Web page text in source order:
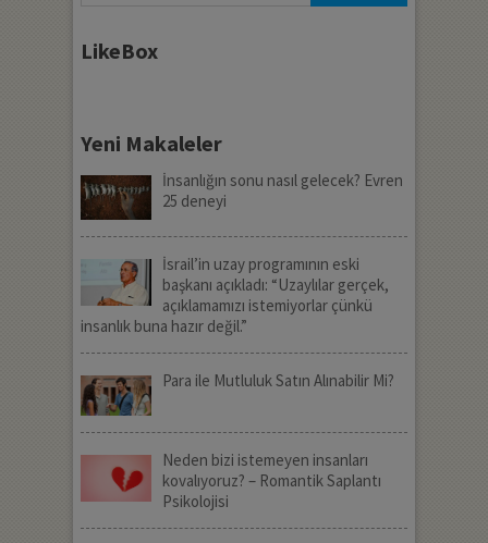
LikeBox
Yeni Makaleler
İnsanlığın sonu nasıl gelecek? Evren
25 deneyi
İsrail’in uzay programının eski
başkanı açıkladı: “Uzaylılar gerçek,
açıklamamızı istemiyorlar çünkü
insanlık buna hazır değil.”
Para ile Mutluluk Satın Alınabilir Mi?
Neden bizi istemeyen insanları
kovalıyoruz? – Romantik Saplantı
Psikolojisi